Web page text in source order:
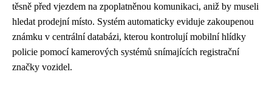
těsně před vjezdem na zpoplatněnou komunikaci, aniž by museli
hledat prodejní místo. Systém automaticky eviduje zakoupenou
známku v centrální databázi, kterou kontrolují mobilní hlídky
policie pomocí kamerových systémů snímajících registrační
značky vozidel.